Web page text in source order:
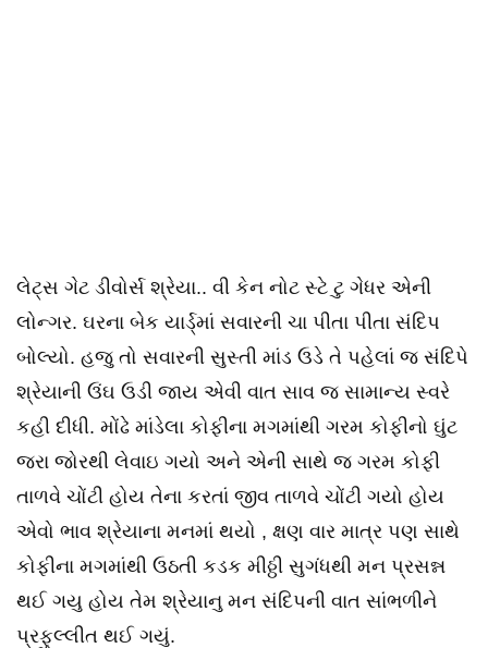
લેટ્સ ગેટ ડીવોર્સ શ્રેયા.. વી કેન નોટ સ્ટે ટુ ગેધર એની
લોન્ગર. ઘરના બેક યાર્ડ્માં સવારની ચા પીતા પીતા સંદિપ
બોલ્યો. હજુ તો સવારની સુસ્તી માંડ ઉડે તે પહેલાં જ સંદિપે
શ્રેયાની ઉંઘ ઉડી જાય એવી વાત સાવ જ સામાન્ય સ્વરે
કહી દીધી. મોંઢે માંડેલા કોફીના મગમાંથી ગરમ કોફીનો ઘુંટ
જરા જોરથી લેવાઇ ગયો અને એની સાથે જ ગરમ કોફી
તાળવે ચોંટી હોય તેના કરતાં જીવ તાળવે ચોંટી ગયો હોય
એવો ભાવ શ્રેયાના મનમાં થયો , ક્ષણ વાર માત્ર પણ સાથે
કોફીના મગમાંથી ઉઠતી કડક મીઠ્ઠી સુગંધથી મન પ્રસન્ન
થઈ ગયુ હોય તેમ શ્રેયાનુ મન સંદિપની વાત સાંભળીને
પ્રફુલ્લીત થઈ ગયું.